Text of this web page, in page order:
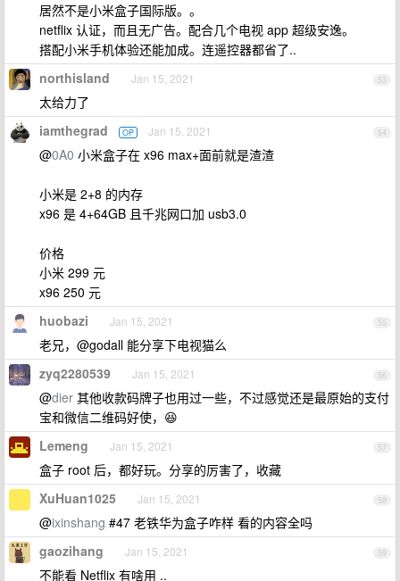
居然不是小米盒子国际版。。
netflix 认证，而且无广告。配合几个电视 app 超级安逸。
搭配小米手机体验还能加成。连遥控器都省了..
53
northisland Jan 15, 2021
太给力了
54
iamthegrad OP Jan 15, 2021
@0A0 小米盒子在 x96 max+面前就是渣渣
小米是 2+8 的内存
x96 是 4+64GB 且千兆网口加 usb3.0
价格
小米 299 元
x96 250 元
55
huobazi Jan 15, 2021
老兄，@godall 能分享下电视猫么
56
zyq2280539 Jan 15, 2021
@dier 其他收款码牌子也用过一些，不过感觉还是最原始的支付
宝和微信二维码好使，😆
57
Lemeng Jan 15, 2021
盒子 root 后，都好玩。分享的厉害了，收藏
58
XuHuan1025 Jan 15, 2021
@ixinshang #47 老铁华为盒子咋样 看的内容全吗
59
gaozihang Jan 15, 2021
不能看 Netflix 有啥用 ..